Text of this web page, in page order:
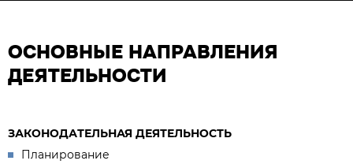
ОСНОВНЫЕ НАПРАВЛЕНИЯ
ДЕЯТЕЛЬНОСТИ
ЗАКОНОДАТЕЛЬНАЯ ДЕЯТЕЛЬНОСТЬ
Планирование